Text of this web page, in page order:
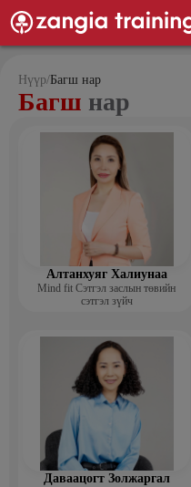
Нүүр/Багш нар
Багш нар
Алтанхуяг Халиунаа
Mind fit Сэтгэл заслын төвийн
сэтгэл зүйч
Даваацогт Золжаргал